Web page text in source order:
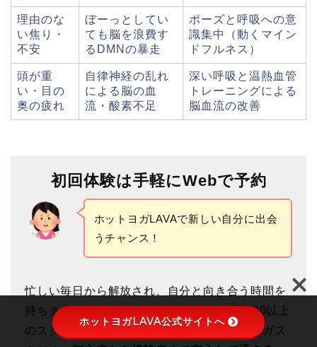
理由のな
い焦り・
不安
ぼーっとしてい
ても脳を浪費す
るDMNの暴走
ポーズと呼吸への意
識集中（動くマイン
ドフルネス）
頭が重
い・目の
奥の疲れ
自律神経の乱れ
による脳の血
流・酸素不足
深い呼吸と温熱血管
トレーニングによる
脳血流の改善
初回体験は手軽にWebで予約
ホットヨガLAVAで新しい自分に出会
うチャンス！
忙しい毎日から解放され、自分と向き合う時間を
持ちませんか？ホットヨガLAVAは、全国520以上
のスタジオを展開する業界最大級のホットヨガス
ホットヨガLAVA公式サイトへ